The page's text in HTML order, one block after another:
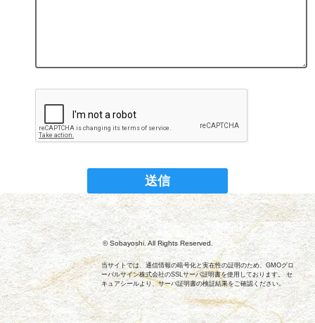
© Sobayoshi. All Rights Reserved.
当サイトでは、通信情報の暗号化と実在性の証明のため、GMOグロ
ーバルサイン株式会社のSSLサーバ証明書を使用しております。 セ
キュアシールより、サーバ証明書の検証結果をご確認ください。